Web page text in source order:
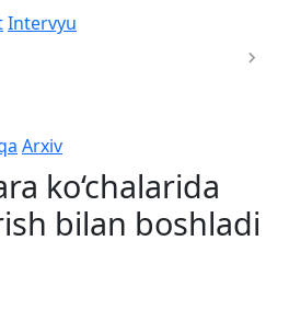
Intervyu
Arxiv
ko‘chalarida
bilan boshladi